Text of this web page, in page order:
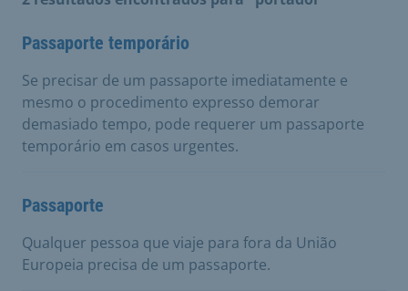
Passaporte temporário
Se precisar de um passaporte imediatamente e
mesmo o procedimento expresso demorar
demasiado tempo, pode requerer um passaporte
temporário em casos urgentes.
Passaporte
Qualquer pessoa que viaje para fora da União
Europeia precisa de um passaporte.